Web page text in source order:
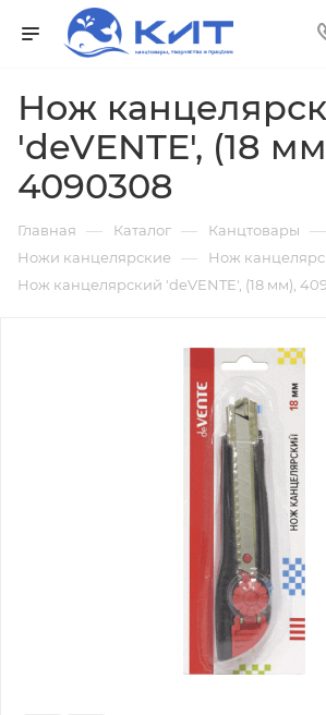
Нож
'deVENTE', (18
4090308
Главная — Каталог — Канцтовары —
Ножи канцелярские — Нож
Нож канцелярский 'deVENTE', (18 мм),